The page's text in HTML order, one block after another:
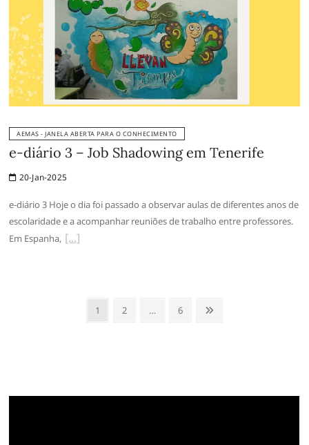
AEMAS - JANELA ABERTA PARA O CONHECIMENTO
e-diário 3 – Job Shadowing em Tenerife
20-Jan-2025
e-diário 3 Hoje o dia foi passado a observar aulas de diferentes anos de
escolaridade e a acompanhar reuniões de trabalho entre professores.
Em Espanha,
Page
1 Page
2 … Page
6 Próxima